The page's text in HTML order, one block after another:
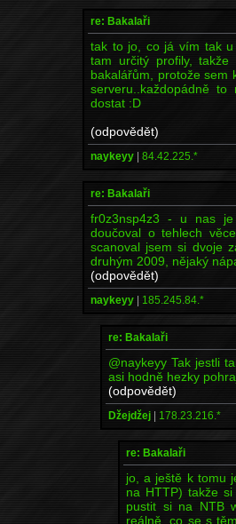
re: Bakalaři
tak to jo, co já vím tak
tam určitý profily,
bakalářům, protože sem
serveru..každopádně
dostat :D
(odpovědět)
naykeyy | 84.42.225.*
re: Bakalaři
fr0z3nsp4z3 - u nas
doučoval o tehlech
scanoval jsem si dvoje
druhým 2009, nějaký
(odpovědět)
naykeyy | 185.245.84.*
re: Bakalaři
@naykeyy Tak jestli
asi hodně hezky
(odpovědět)
Džejdžej | 178.23.216.*
re: Bakalaři
jo, a ještě k tomu
na HTTP) takže
pustit si na NTB
reálně, co se s